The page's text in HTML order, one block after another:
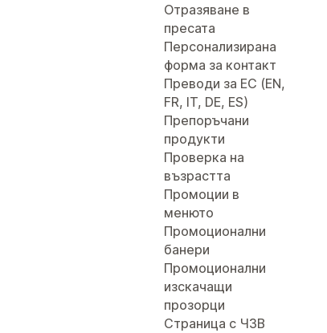
Отразяване в
пресата
Персонализирана
форма за контакт
Преводи за ЕС (EN,
FR, IT, DE, ES)
Препоръчани
продукти
Проверка на
възрастта
Промоции в
менюто
Промоционални
банери
Промоционални
изскачащи
прозорци
Страница с ЧЗВ